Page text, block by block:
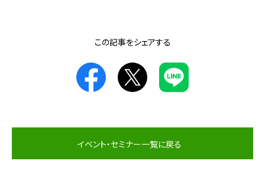
この記事をシェアする
イベント・セミナー一覧に戻る